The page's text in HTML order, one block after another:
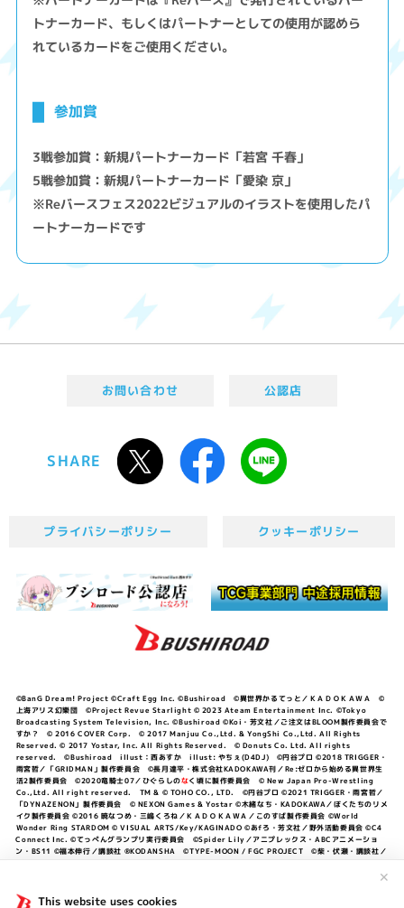
This website uses cookies
✕
トナーカード、もしくはパートナーとしての使用が認めら
れているカードをご使用ください。
参加賞
3戦参加賞：新規パートナーカード「若宮 千春」
5戦参加賞：新規パートナーカード「愛染 京」
※Reバースフェス2022ビジュアルのイラストを使用したパ
ートナーカードです
お問い合わせ 公認店
SHARE
プライバシーポリシー クッキーポリシー
©BanG Dream! Project ©Craft Egg Inc. ©Bushiroad ©異世界かるてっと／ＫＡＤＯＫＡＷＡ ©
上海アリス幻樂団 ©Project Revue Starlight © 2023 Ateam Entertainment Inc. ©Tokyo
Broadcasting System Television, Inc. ©Bushiroad ©Koi・芳文社／ご注文はBLOOM製作委員会で
すか？ © 2016 COVER Corp. © 2017 Manjuu Co.,Ltd. & YongShi Co.,Ltd. All Rights
Reserved. © 2017 Yostar, Inc. All Rights Reserved. © Donuts Co. Ltd. All rights
reserved. ©Bushiroad illust：西あすか illust: やちぇ(D4DJ) ©円谷プロ ©2018 TRIGGER・
雨宮哲／「GRIDMAN」製作委員会 ©長月達平・株式会社KADOKAWA刊／Re:ゼロから始める異世界生
活2製作委員会 ©2020竜騎士07／ひぐらしのなく頃に製作委員会 © New Japan Pro-Wrestling
Co.,Ltd. All right reserved. TM & © TOHO CO., LTD. ©円谷プロ ©2021 TRIGGER・雨宮哲／
「DYNAZENON」製作委員会 © NEXON Games & Yostar ©木緒なち・KADOKAWA／ぼくたちのリメ
イク製作委員会 ©2016 暁なつめ・三嶋くろね／ＫＡＤＯＫＡＷＡ／このすば製作委員会 ©World
Wonder Ring STARDOM © VISUAL ARTS/Key/KAGINADO ©あfろ・芳文社／野外活動委員会 ©C4
Connect Inc. ©てっぺんグランプリ実行委員会 ©Spider Lily／アニプレックス・ABCアニメーショ
ン・BS11 ©福本伸行／講談社 ®KODANSHA ©TYPE-MOON / FGC PROJECT ©柴・伏瀬・講談社／
©中村力斗・野澤ゆき子／集英社・君のことが大大大大大好きな製作委員会 ©IIS-P／ぽんのみち製作委